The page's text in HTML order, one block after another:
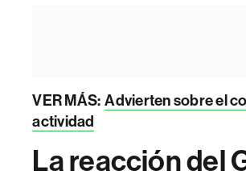
VER MÁS: Advierten sobre el
actividad
La reacción del